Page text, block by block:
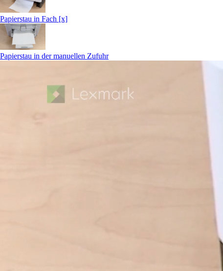
Papierstau in Fach [x]
Papierstau in der manuellen Zufuhr